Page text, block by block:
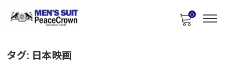
0
タグ: 日本映画